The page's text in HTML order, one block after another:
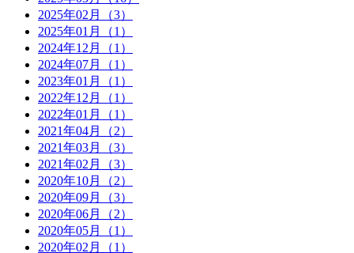
2025年02月（3）
2025年01月（1）
2024年12月（1）
2024年07月（1）
2023年01月（1）
2022年12月（1）
2022年01月（1）
2021年04月（2）
2021年03月（3）
2021年02月（3）
2020年10月（2）
2020年09月（3）
2020年06月（2）
2020年05月（1）
2020年02月（1）